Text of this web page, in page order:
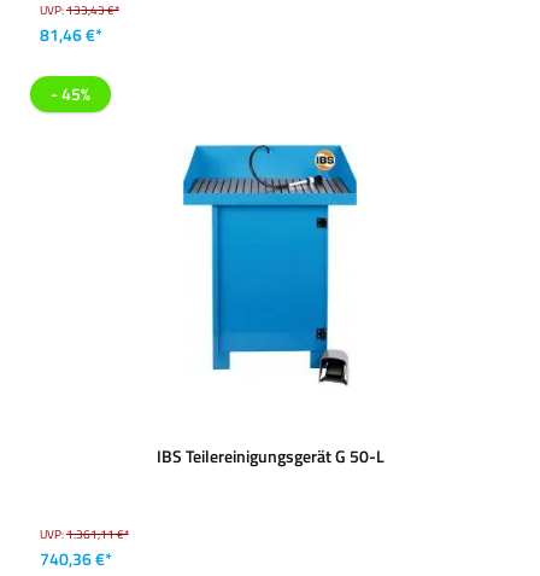
UVP:133,43 €*
81,46 €*
- 45%
IBS Teilereinigungsgerät G 50-L
UVP:1.361,11 €*
740,36 €*